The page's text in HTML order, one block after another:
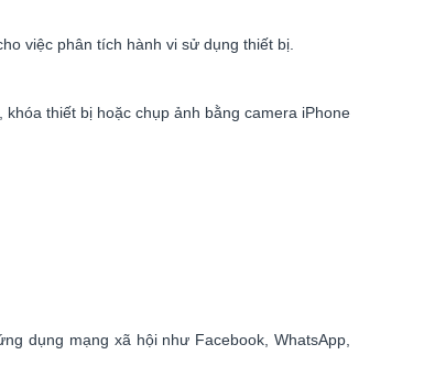
việc phân tích hành vi sử dụng thiết bị.
, khóa thiết bị hoặc chụp ảnh bằng camera iPhone
dụng mạng xã hội như Facebook, WhatsApp,